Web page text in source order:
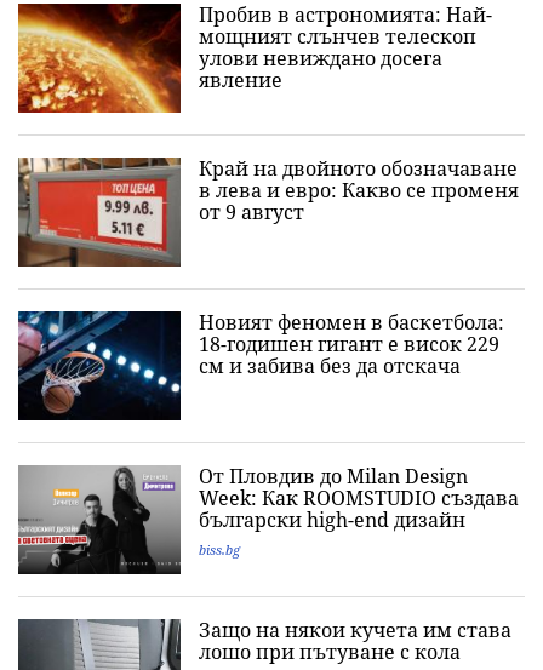
Пробив в астрономията: Най-
мощният слънчев телескоп
улови невиждано досега
явление
Край на двойното обозначаване
в лева и евро: Какво се променя
от 9 август
Новият феномен в баскетбола:
18-годишен гигант е висок 229
см и забива без да отскача
От Пловдив до Milan Design
Week: Как ROOMSTUDIO създава
български high-end дизайн
biss.bg
Защо на някои кучета им става
лошо при пътуване с кола